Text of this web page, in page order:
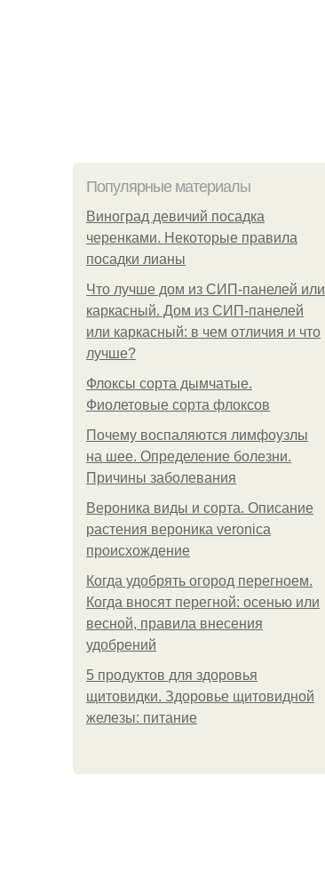
Популярные материалы
Виноград девичий посадка
черенками. Некоторые правила
посадки лианы
Что лучше дом из СИП-панелей или
каркасный. Дом из СИП-панелей
или каркасный: в чем отличия и что
лучше?
Флоксы сорта дымчатые.
Фиолетовые сорта флоксов
Почему воспаляются лимфоузлы
на шее. Определение болезни.
Причины заболевания
Вероника виды и сорта. Описание
растения вероника veronica
происхождение
Когда удобрять огород перегноем.
Когда вносят перегной: осенью или
весной, правила внесения
удобрений
5 продуктов для здоровья
щитовидки. Здоровье щитовидной
железы: питание